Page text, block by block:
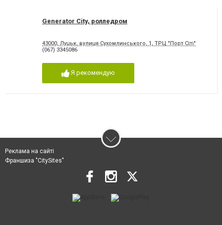
Generator City, ролледром
43000, Луцьк, вулиця Сухомлинського, 1, ТРЦ "Порт Сіті"
(067) 3345086
Я рекомендую
Реклама на сайті
Франшиза "CitySites"